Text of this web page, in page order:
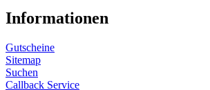
Informationen
Gutscheine
Sitemap
Suchen
Callback Service